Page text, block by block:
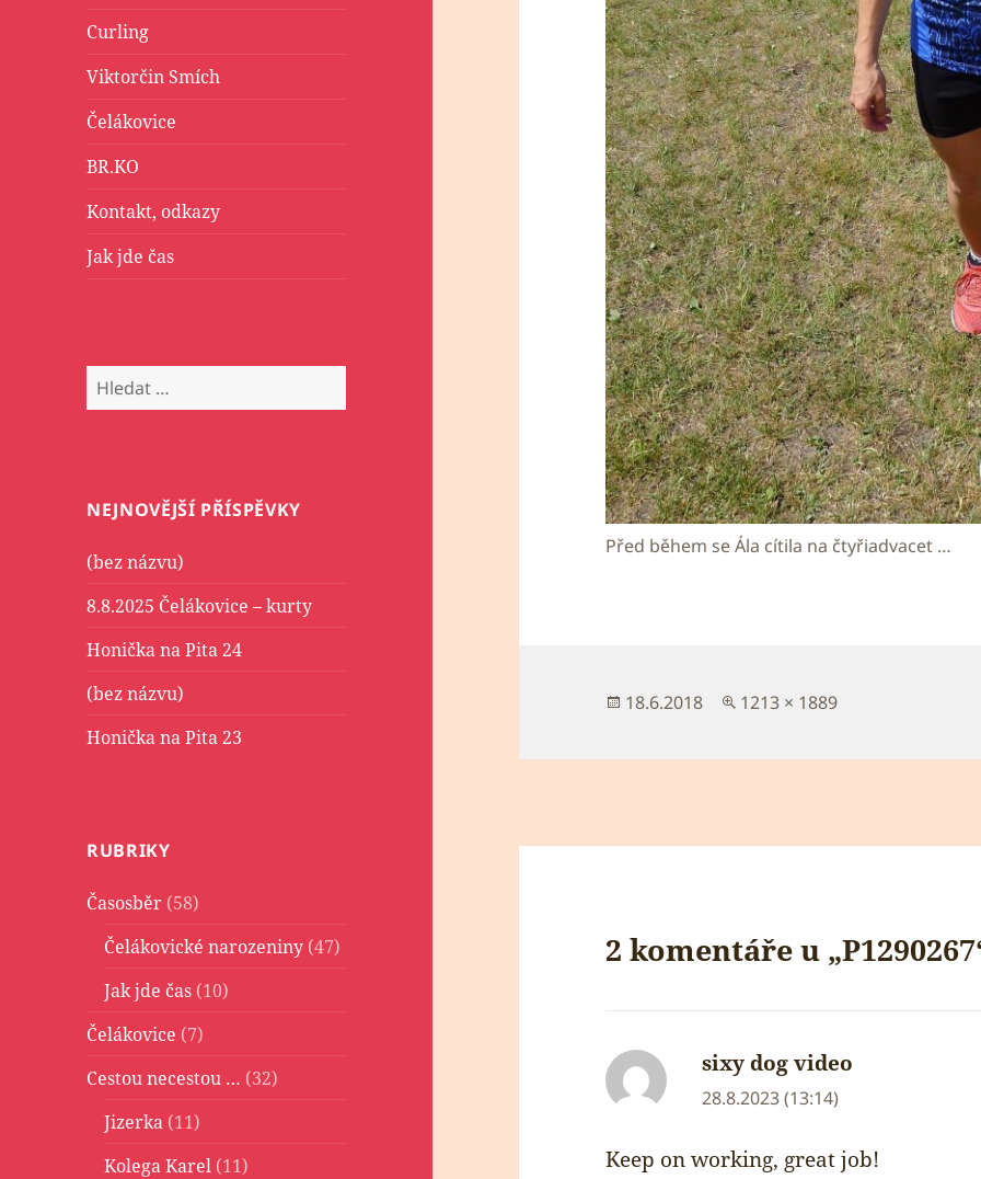
Curling
Viktorčin Smích
Čelákovice
BR.KO
Kontakt, odkazy
Jak jde čas
Vyhledávání
NEJNOVĚJŠÍ PŘÍSPĚVKY
(bez názvu)
8.8.2025 Čelákovice – kurty
Honička na Pita 24
(bez názvu)
Honička na Pita 23
RUBRIKY
Časosběr (58)
Čelákovické narozeniny (47)
Jak jde čas (10)
Čelákovice (7)
Cestou necestou … (32)
Jizerka (11)
Kolega Karel (11)
Před během se Ála cítila na čtyřiadvacet …
Publikováno:
18.6.2018
Původní
1213 × 1889
2 komentáře u
sixy dog video
28.8.2023 (13:14)
Keep on working, great job!